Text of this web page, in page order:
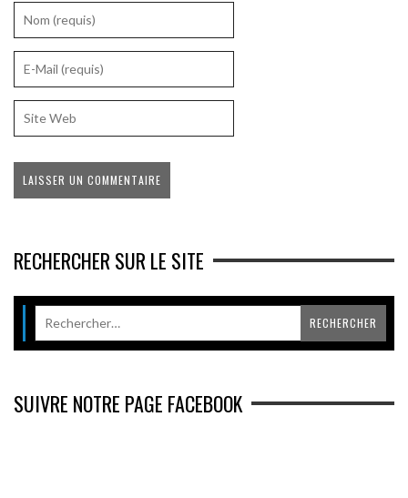
RECHERCHER SUR LE SITE
SUIVRE NOTRE PAGE FACEBOOK